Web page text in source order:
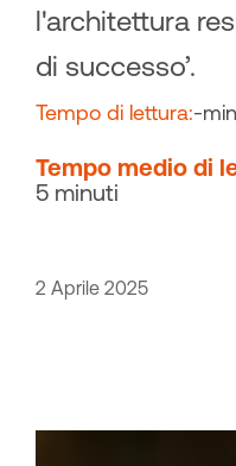
l'architettura
di successo’.
Tempo di lettura:-
Tempo medio di
5 minuti
2 Aprile 2025